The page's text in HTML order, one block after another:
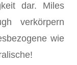
dar. Miles
verkörpern
wie